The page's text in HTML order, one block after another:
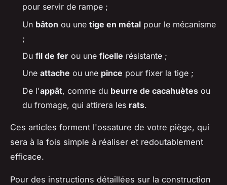
pour servir de rampe ;
Un bâton ou une tige en métal pour le mécanisme
;
Du fil de fer ou une ficelle résistante ;
Une attache ou une pince pour fixer la tige ;
De l'appât, comme du beurre de cacahuètes ou
du fromage, qui attirera les rats.
Ces articles forment l'ossature de votre piège, qui
sera à la fois simple à réaliser et redoutablement
efficace.
Pour des instructions détaillées sur la construction